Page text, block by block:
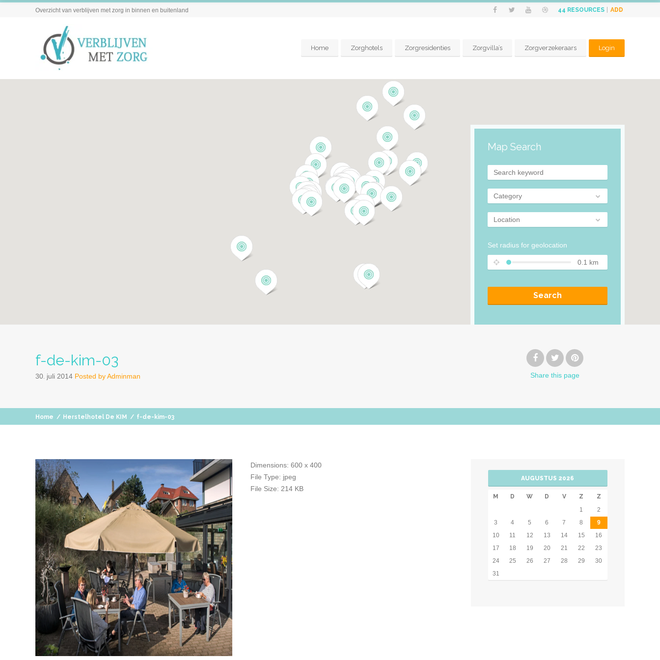
44 RESOURCES ADD
Overzicht van verblijven met zorg in binnen en buitenland
Home Zorghotels Zorgresidenties Zorgvilla’s Zorgverzekeraars Login
Map Search
Category
Location
Set radius for geolocation
0.1 km
Search
f-de-kim-03
30. juli 2014 Posted byAdminman Share this page
Home / Herstelhotel De KIM / f-de-kim-03
Dimensions: 600 x 400
File Type: jpeg
File Size: 214 KB
AUGUSTUS 2026
M D W D V Z
Z
1
2
3
4 5 6 7 8
9
10
11 12 13 14 15
16
17
18 19 20 21 22
23
24
25 26 27 28 29
30
31